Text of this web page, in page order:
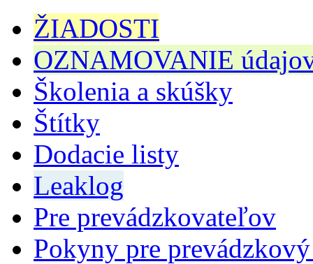
ŽIADOSTI
OZNAMOVANIE
Školenia a skúšky
Štítky
Dodacie listy
Leaklog
Pre prevádzkovateľov
Pokyny pre